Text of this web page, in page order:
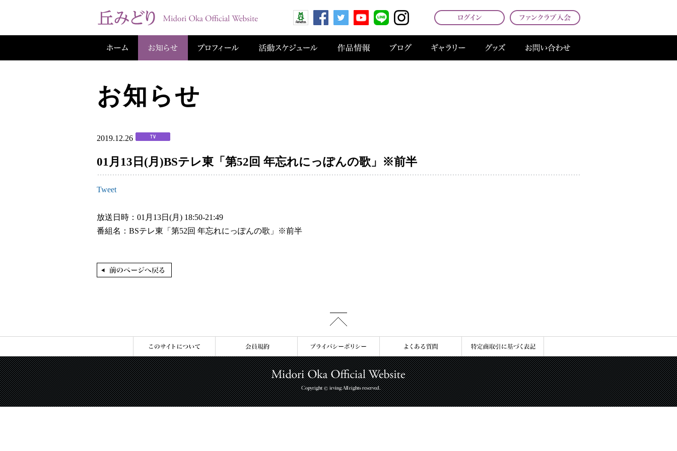
お知らせ
2019.12.26
01月13日(月)BSテレ東「第52回 年忘れにっぽんの歌」※前半
Tweet
放送日時：01月13日(月) 18:50-21:49
番組名：BSテレ東「第52回 年忘れにっぽんの歌」※前半